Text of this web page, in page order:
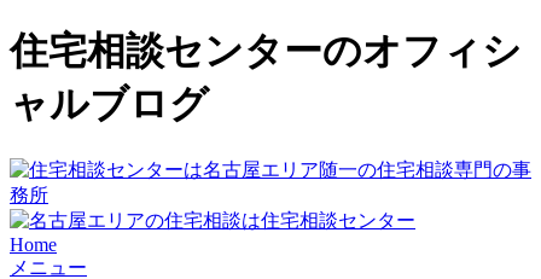
住宅相談センターのオフィシ
ャルブログ
Home
メニュー